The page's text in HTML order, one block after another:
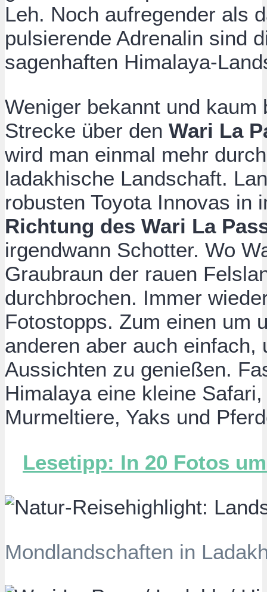
Leh. Noch aufregender als
pulsierende Adrenalin sind
sagenhaften Himalaya-
Weniger bekannt und
Strecke über den Wari La
wird man einmal mehr
ladakhische Landschaft.
robusten Toyota Innovas in
Richtung des Wari La
irgendwann Schotter. Wo
Graubraun der rauen
durchbrochen. Immer
Fotostopps. Zum einen um
anderen aber auch einfach,
Aussichten zu genießen.
Himalaya eine kleine
Murmeltiere, Yaks und
Lesetipp: In 20 Fotos
Mondlandschaften in